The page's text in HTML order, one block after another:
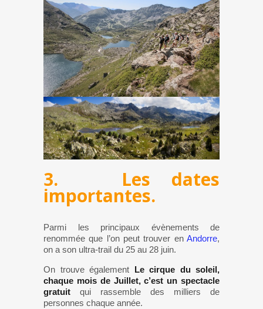
3. Les dates
importantes.
Parmi les principaux évènements de
renommée que l’on peut trouver en Andorre,
on a son ultra-trail du 25 au 28 juin.
On trouve également Le cirque du soleil,
chaque mois de Juillet, c’est un spectacle
gratuit qui rassemble des milliers de
personnes chaque année.